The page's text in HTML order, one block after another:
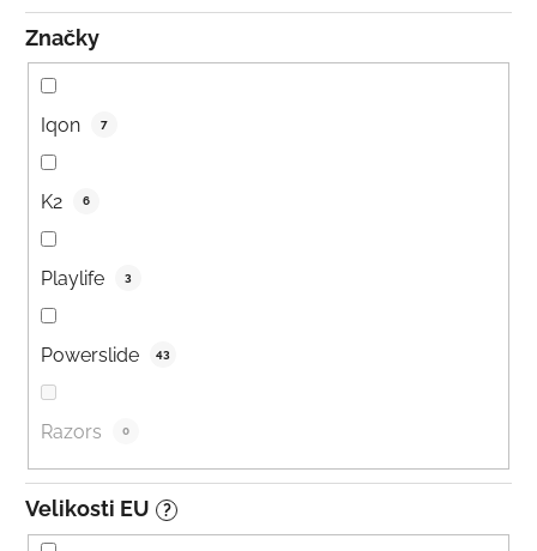
Značky
Iqon 7
K2 6
Playlife 3
Powerslide 43
Razors 0
Velikosti EU ?